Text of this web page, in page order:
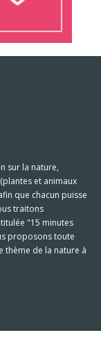
sur la nature,
et animaux
que chacun puisse
traitons
"15 minutes
proposons toute
thème de la nature à